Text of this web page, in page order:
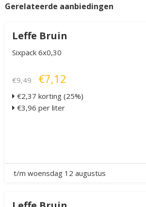
Gerelateerde aanbiedingen
Leffe Bruin
Sixpack 6x0,30
€9,49 €7,12
€2,37 korting (25%)
€3,96 per liter
t/m woensdag 12 augustus